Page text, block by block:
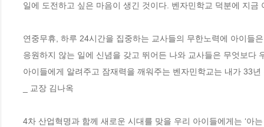
일에 도전하고 싶은 마음이 생긴 것이다. 벤자민학교 덕분에 지
연중무휴, 하루 24시간을 집중하는 교사들의 무한노력에 아이들
응원하지 않는 일에 신념을 갖고 뛰어든 나와 교사들은 무엇보다
아이들에게 알려주고 잠재력을 깨워주는 벤자민학교는 내가 33
_ 교장 김나옥
4차 산업혁명과 함께 새로운 시대를 맞을 우리 아이들에게는 ‘아